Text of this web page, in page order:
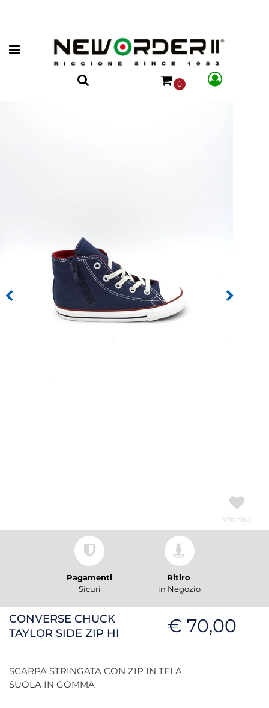
Open menu
0
Wishlist
Pagamenti
Sicuri
Ritiro
in Negozio
CONVERSE CHUCK
TAYLOR SIDE ZIP HI
€ 70,00
SCARPA STRINGATA CON ZIP IN TELA
SUOLA IN GOMMA